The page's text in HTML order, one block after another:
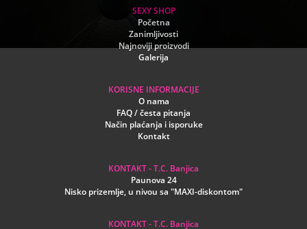
SEXY SHOP
Početna
Zanimljivosti
Najnoviji proizvodi
Galerija
KORISNE INFORMACIJE
O nama
FAQ / česta pitanja
Način plaćanja i isporuke
Kontakt
KONTAKT - T.C. Banjica
Paunova 24
Nisko prizemlje, u nivou sa "MAXI-diskontom"
KONTAKT - T.C. Banjica